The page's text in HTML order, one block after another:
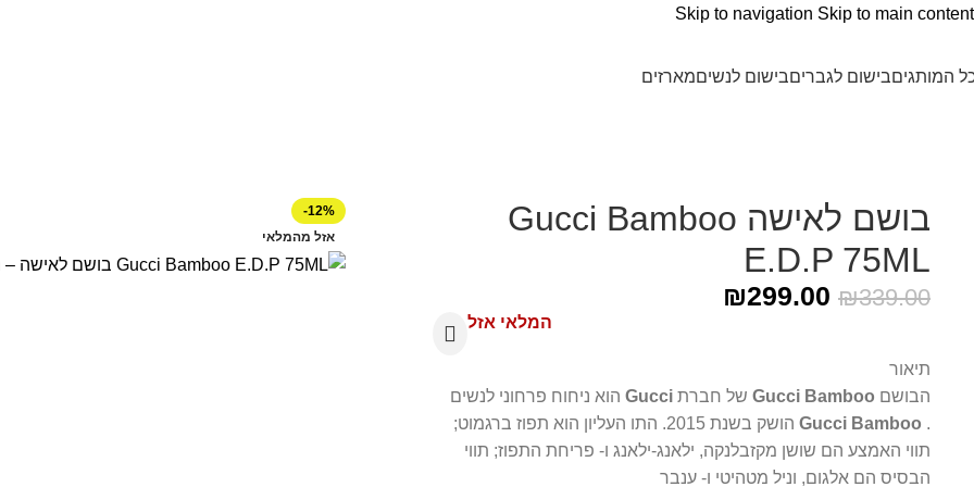
Skip to navigation Skip to main content
המותגיםבישום לגבריםבישום לנשיםמארזים
-12%
אזל מהמלאי
בושם לאישה Gucci Bamboo
E.D.P 75ML
₪339.00
₪299.00
המלאי אזל
תיאור
הבושם Gucci Bamboo של חברתGucci הוא ניחוח פרחוני לנשים
.
Gucci Bamboo
הושק בשנת 2015. התו העליון הוא תפוז ברגמוט;
תווי האמצע הם שושן מקזבלנקה, ילאנג-ילאנג ו- פריחת התפוז; תווי
הבסיס הם אלגום, וניל מטהיטי ו- ענבר